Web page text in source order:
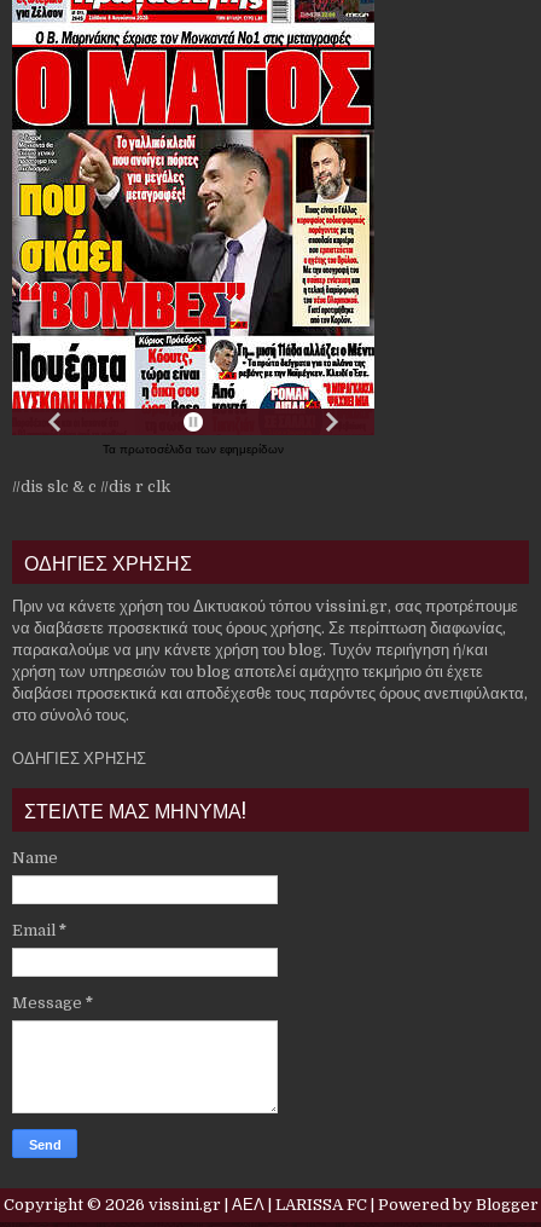
Τα πρωτοσέλιδα των εφημερίδων
//dis slc & c //dis r clk
ΟΔΗΓΙΕΣ ΧΡΗΣΗΣ
Πριν να κάνετε χρήση του Δικτυακού τόπου vissini.gr, σας προτρέπουμε
να διαβάσετε προσεκτικά τους όρους χρήσης. Σε περίπτωση διαφωνίας,
παρακαλούμε να μην κάνετε χρήση του blog. Τυχόν περιήγηση ή/και
χρήση των υπηρεσιών του blog αποτελεί αμάχητο τεκμήριο ότι έχετε
διαβάσει προσεκτικά και αποδέχεσθε τους παρόντες όρους ανεπιφύλακτα,
στο σύνολό τους.
ΟΔΗΓΙΕΣ ΧΡΗΣΗΣ
ΣΤΕΙΛΤΕ ΜΑΣ ΜΗΝΥΜΑ!
Name
Email *
Message *
Copyright © 2026 vissini.gr | ΑΕΛ | LARISSA FC| Powered by Blogger